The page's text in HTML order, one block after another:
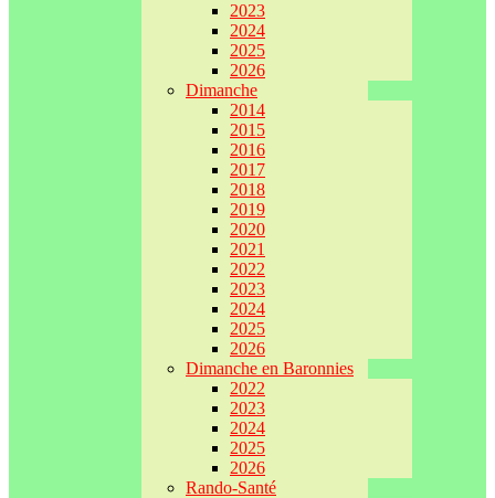
2023
2024
2025
2026
Dimanche
2014
2015
2016
2017
2018
2019
2020
2021
2022
2023
2024
2025
2026
Dimanche en Baronnies
2022
2023
2024
2025
2026
Rando-Santé